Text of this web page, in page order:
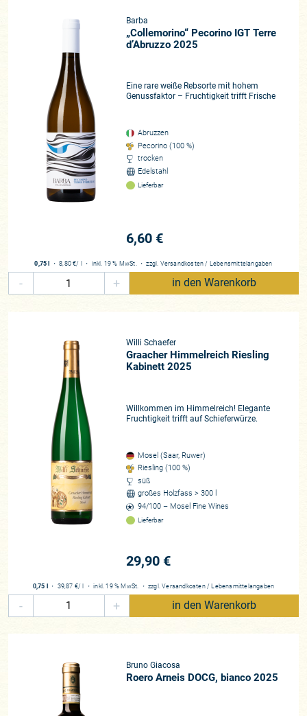
Barba
„Collemorino“ Pecorino IGT Terre
d’Abruzzo 2025
Eine rare weiße Rebsorte mit hohem
Genussfaktor – Fruchtigkeit trifft Frische
Abruzzen
Pecorino (100 %)
trocken
Edelstahl
Lieferbar
6,60 €
0,75 l ・8,80 €/ l ・ inkl. 19 % MwSt.・zzgl. Versandkosten / Lebensmittelangaben
- + in den Warenkorb
Willi Schaefer
Graacher Himmelreich Riesling
Kabinett 2025
Willkommen im Himmelreich! Elegante
Fruchtigkeit trifft auf Schieferwürze.
Mosel (Saar, Ruwer)
Riesling (100 %)
süß
großes Holzfass > 300 l
94/100 – Mosel Fine Wines
Lieferbar
29,90 €
0,75 l ・ 39,87 €/ l ・inkl. 19 % MwSt. ・ zzgl.Versandkosten / Lebensmittelangaben
- + in den Warenkorb
Bruno Giacosa
Roero Arneis DOCG, bianco 2025